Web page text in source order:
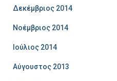
Δεκέμβριος 2014
Νοέμβριος 2014
Ιούλιος 2014
Αύγουστος 2013